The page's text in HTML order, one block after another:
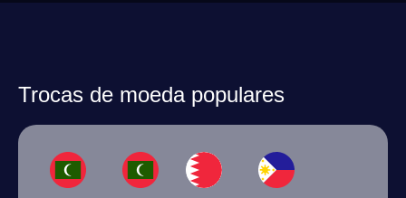
Trocas de moeda populares